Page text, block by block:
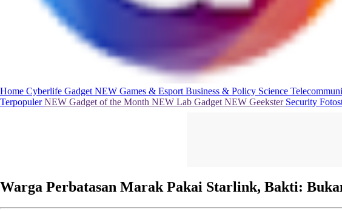
Home Cyberlife Gadget NEW Games & Esport Business & Policy Science
TerpopulerNEW Gadget of the Month NEW Lab Gadget NEW Geekster Security
Warga Perbatasan Marak Pakai Starlink, Bakti: